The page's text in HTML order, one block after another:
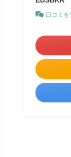
口コミを